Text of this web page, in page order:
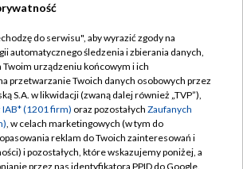
TVP
TVP
Cyfrowa
Regulamin TVP
Polityka prywatności
Moje zgody
Pomoc
do serwisu", aby wyrazić zgody na
automatycznego śledzenia i zbierania danych,
Twoim urządzeniu końcowym i ich
przetwarzanie Twoich danych osobowych przez
S.A. w likwidacji (zwaną dalej również „TVP”),
(1201 firm) oraz pozostałych Zaufanych
, w celach marketingowych (w tym do
reklam do Twoich zainteresowań i
i pozostałych, które wskazujemy poniżej, a
przez nas identyfikatora PPID do Google.